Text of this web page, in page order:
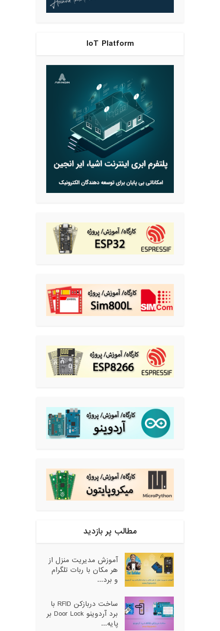
IoT Platform
مطالب پر بازدید
آموزش مدیریت منزل از
هر مکان با ربات تلگرام
و برد...
ساخت دربازکن RFID با
برد آردوینو Door Lock بر
پایه...